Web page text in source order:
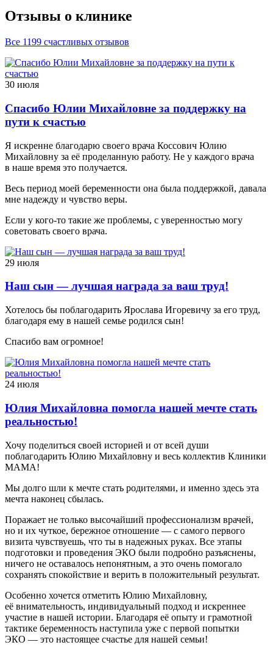
Отзывы о клинике
Все 1199 счастливых отзывов
30 июля
Спасибо Юлии Михайловне за поддержку на
пути к счастью
Я искренне благодарю своего врача Коссович Юлию
Михайловну за её проделанную работу. Не у каждого врача
в наше время это получается.
Весь период моей беременности она была поддержкой, давала
мне надежду и чувство веры.
Если у кого-то такие же проблемы, с уверенностью могу
советовать своего врача.
29 июля
Наш сын — лучшая награда за ваш труд!
Хотелось бы поблагодарить Ярослава Игоревичу за его труд,
благодаря ему в нашей семье родился сын!
Спасибо вам огромное!
24 июля
Юлия Михайловна помогла нашей мечте стать
реальностью!
Хочу поделиться своей историей и от всей души
поблагодарить Юлию Михайловну и весь коллектив Клиники
МАМА!
Мы долго шли к мечте стать родителями, и именно здесь эта
мечта наконец сбылась.
Поражает не только высочайший профессионализм врачей,
но и их чуткое, бережное отношение — с самого первого
визита чувствуешь, что ты в надежных руках. Все этапы
подготовки и проведения ЭКО были подробно разъяснены,
ничего не оставалось непонятным, а это очень помогало
сохранять спокойствие и верить в положительный результат.
Особенно хочется отметить Юлию Михайловну,
её внимательность, индивидуальный подход и искреннее
участие в нашей истории. Благодаря её опыту и грамотной
тактике беременность наступила уже с первой попытки
ЭКО — это настоящее счастье для нашей семьи!